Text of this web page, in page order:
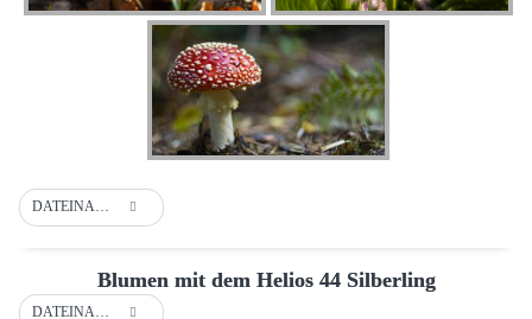
Blumen mit dem Helios 44 Silberling